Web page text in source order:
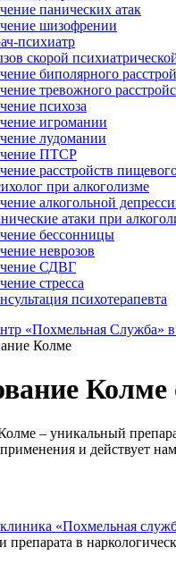
панических атак
шизофрении
психиатр
скорой
биполярного
тревожного
психоза
игромании
лудомании
ПТСР
расстройств
при алкоголизме
алкогольной
атаки при
бессонницы
неврозов
СДВГ
стресса
психотерапевта
«Похмельная Служба» в
Колме
Колме
– уникальный
и действует
«Похмельная
препарата в